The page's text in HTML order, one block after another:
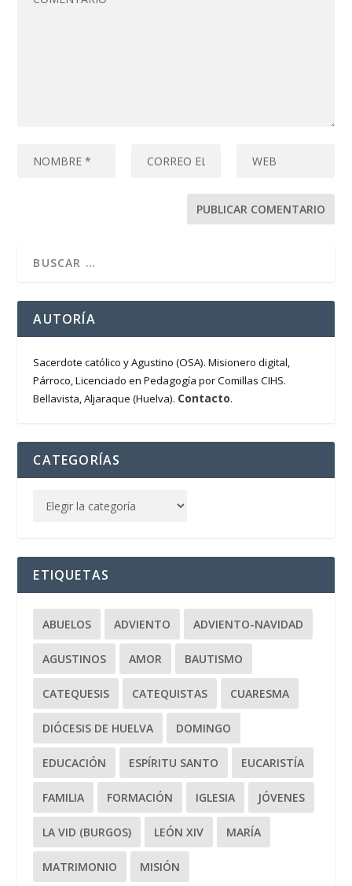
AUTORÍA
Sacerdote católico y Agustino (OSA). Misionero digital,
Párroco, Licenciado en Pedagogía por Comillas CIHS.
Bellavista, Aljaraque (Huelva). Contacto.
CATEGORÍAS
ETIQUETAS
ABUELOS ADVIENTO ADVIENTO-NAVIDAD
AGUSTINOS AMOR BAUTISMO
CATEQUESIS CATEQUISTAS CUARESMA
DIÓCESIS DE HUELVA DOMINGO
EDUCACIÓN ESPÍRITU SANTO EUCARISTÍA
FAMILIA FORMACIÓN IGLESIA JÓVENES
LA VID (BURGOS) LEÓN XIV MARÍA
MATRIMONIO MISIÓN